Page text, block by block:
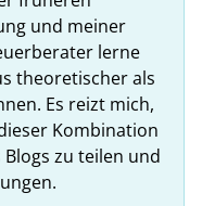
und meiner
lerne
theoretischer als
Es reizt mich,
Kombination
zu teilen und